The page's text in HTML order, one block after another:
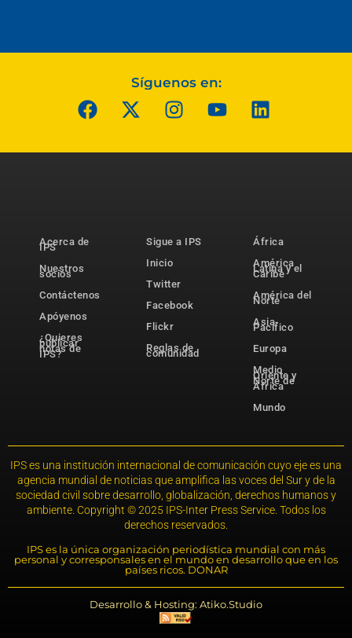
Síguenos en:
Acerca de
IPS
Nuestros
socios
Contáctenos
Apóyenos
¿Quieres
publicar
notas de
IPS?
Sigue a IPS
Inicio
Twitter
Facebook
Flickr
Reglas de
comunidad
África
América
Latina y el
Caribe
América del
Norte
Asia-
Pacífico
Europa
Medio
Oriente y
Norte de
África
Mundo
IPS es una institución internacional de comunicación cuyo eje es una
agencia mundial de noticias que amplifica las voces del Sur y de la
sociedad civil sobre desarrollo, globalización, derechos humanos y
ambiente. Copyright © 2025 IPS-Inter Press Service. Todos los
derechos reservados.
IPS es la única organización periodística mundial con más
personal y corresponsales en el mundo en desarrollo que en los
países ricos. DONAR
Desarrollo & Hosting: Atiko.Studio